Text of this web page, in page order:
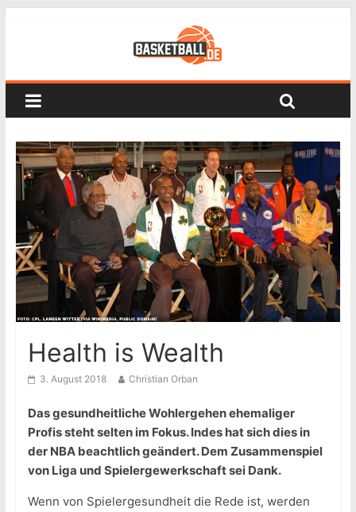
Health is Wealth
3. August 2018 Christian Orban
Das gesundheitliche Wohlergehen ehemaliger
Profis steht selten im Fokus. Indes hat sich dies in
der NBA beachtlich geändert. Dem Zusammenspiel
von Liga und Spielergewerkschaft sei Dank.
Wenn von Spielergesundheit die Rede ist, werden